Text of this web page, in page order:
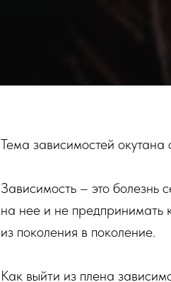
Тема зависимостей окутана
Зависимость – это болезнь
на нее и не предпринимать
из поколения в поколение.
Как выйти из плена